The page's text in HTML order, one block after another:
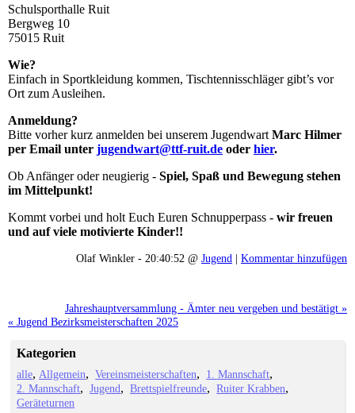
Schulsporthalle Ruit
Bergweg 10
75015 Ruit
Wie?
Einfach in Sportkleidung kommen, Tischtennisschläger gibt’s vor
Ort zum Ausleihen.
Anmeldung?
Bitte vorher kurz anmelden bei unserem Jugendwart Marc Hilmer
per Email unter jugendwart@ttf-ruit.de oder hier.
Ob Anfänger oder neugierig - Spiel, Spaß und Bewegung stehen
im Mittelpunkt!
Kommt vorbei und holt Euch Euren Schnupperpass - wir freuen
und auf viele motivierte Kinder!!
Olaf Winkler - 20:40:52 @ Jugend | Kommentar hinzufügen
Jahreshauptversammlung - Ämter neu vergeben und bestätigt »
« Jugend Bezirksmeisterschaften 2025
Kategorien
alle Allgemein Vereinsmeisterschaften
1. Mannschaft
2. Mannschaft
Jugend Brettspielfreunde
Ruiter Krabben
Geräteturnen